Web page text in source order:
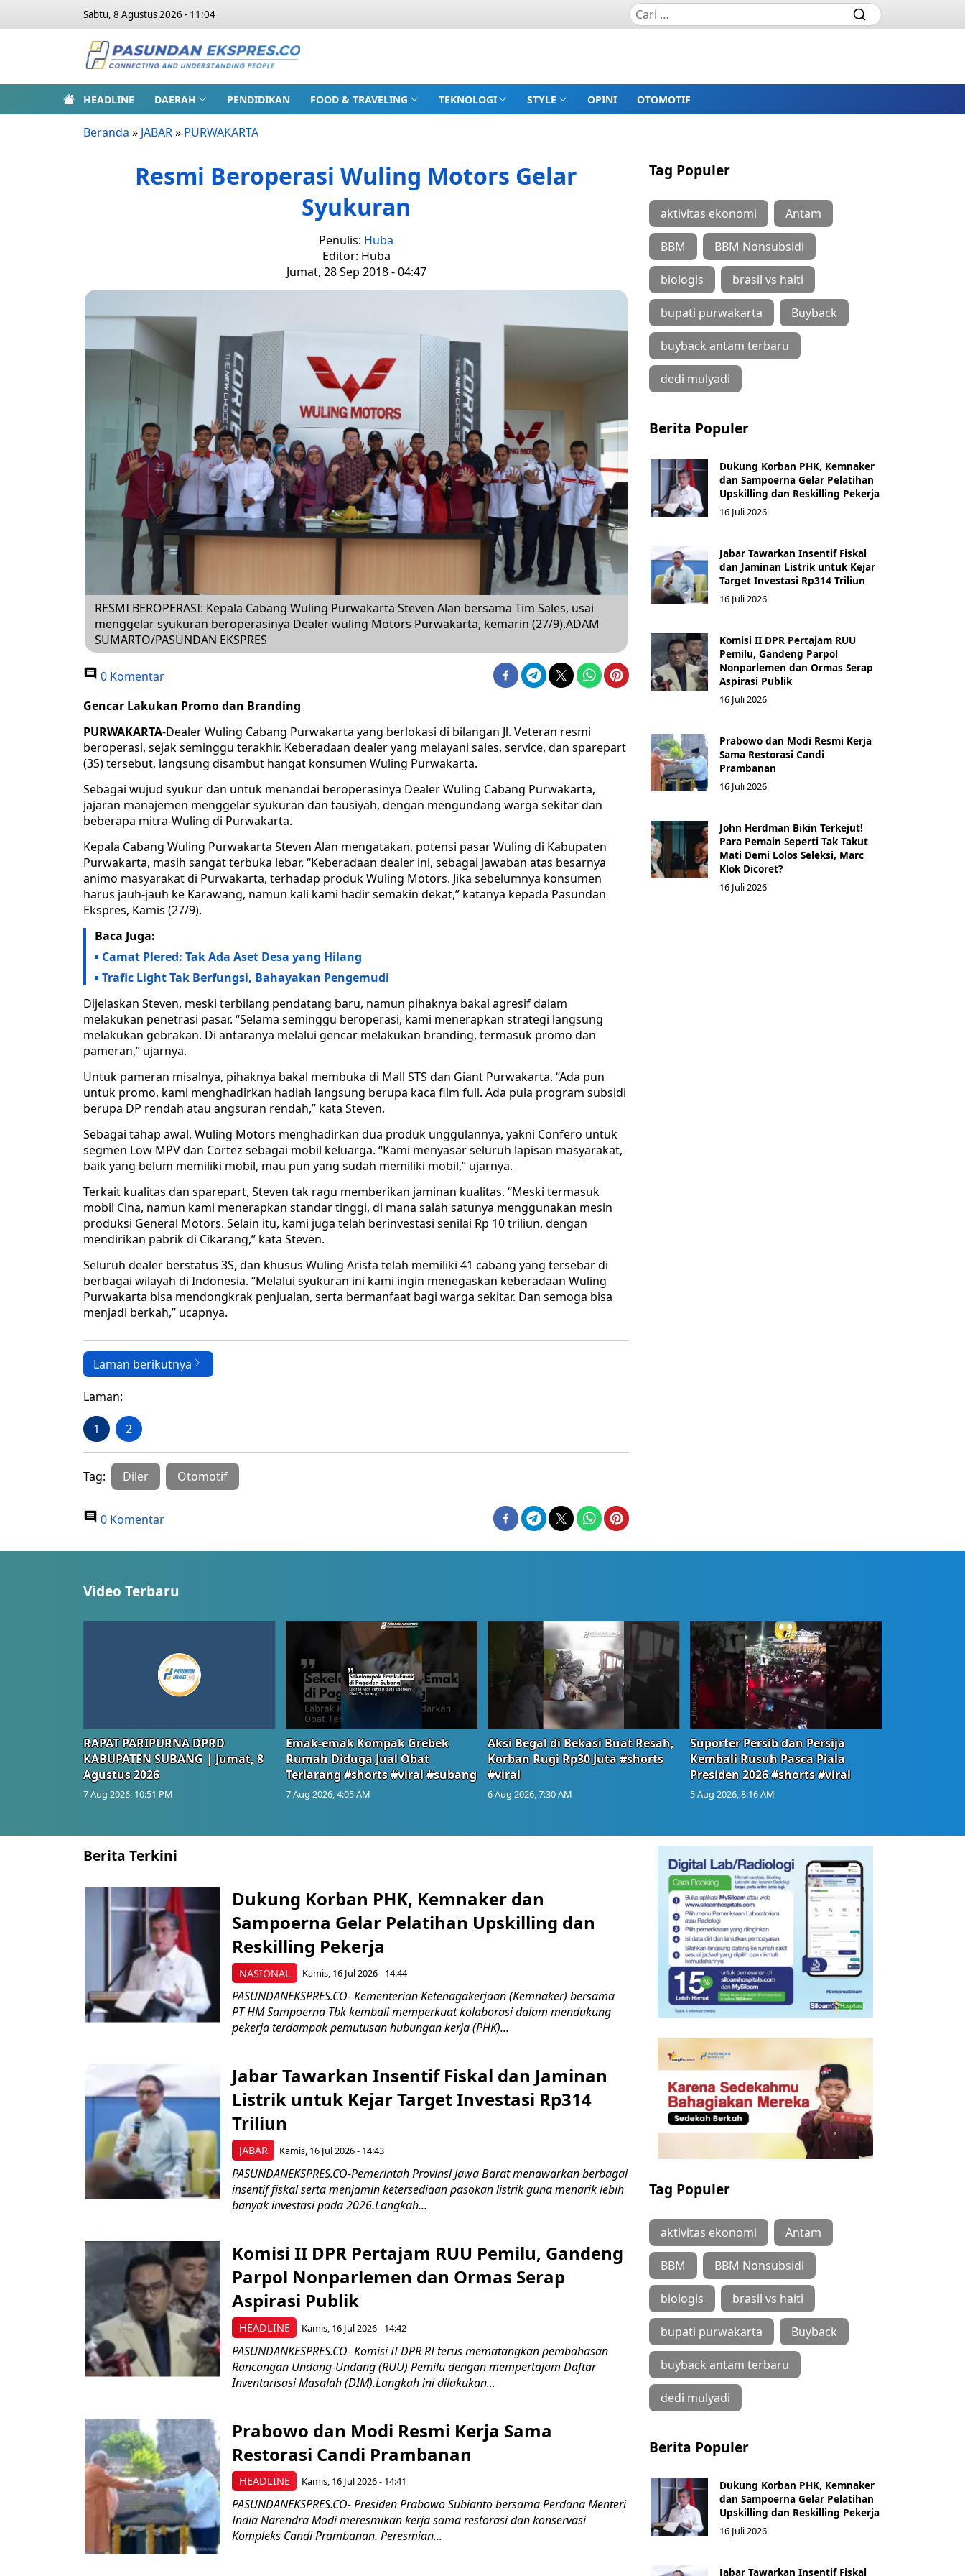
Sabtu, 8 Agustus 2026 - 11:04
HEADLINE DAERAH PENDIDIKAN FOOD & TRAVELING TEKNOLOGI STYLE OPINI OTOMOTIF
Beranda » JABAR» PURWAKARTA
Resmi Beroperasi Wuling Motors Gelar
Syukuran
Penulis: Huba
Editor: Huba
Jumat, 28 Sep 2018 - 04:47
RESMI BEROPERASI: Kepala Cabang Wuling Purwakarta Steven Alan bersama Tim Sales, usai
menggelar syukuran beroperasinya Dealer wuling Motors Purwakarta, kemarin (27/9).ADAM
SUMARTO/PASUNDAN EKSPRES
0 Komentar
Gencar Lakukan Promo dan Branding
PURWAKARTA-Dealer Wuling Cabang Purwakarta yang berlokasi di bilangan Jl. Veteran resmi
beroperasi, sejak seminggu terakhir. Keberadaan dealer yang melayani sales, service, dan sparepart
(3S) tersebut, langsung disambut hangat konsumen Wuling Purwakarta.
Sebagai wujud syukur dan untuk menandai beroperasinya Dealer Wuling Cabang Purwakarta,
jajaran manajemen menggelar syukuran dan tausiyah, dengan mengundang warga sekitar dan
beberapa mitra-Wuling di Purwakarta.
Kepala Cabang Wuling Purwakarta Steven Alan mengatakan, potensi pasar Wuling di Kabupaten
Purwakarta, masih sangat terbuka lebar. “Keberadaan dealer ini, sebagai jawaban atas besarnya
animo masyarakat di Purwakarta, terhadap produk Wuling Motors. Jika sebelumnya konsumen
harus jauh-jauh ke Karawang, namun kali kami hadir semakin dekat,” katanya kepada Pasundan
Ekspres, Kamis (27/9).
Baca Juga:
Camat Plered: Tak Ada Aset Desa yang Hilang
Trafic Light Tak Berfungsi, Bahayakan Pengemudi
Dijelaskan Steven, meski terbilang pendatang baru, namun pihaknya bakal agresif dalam
melakukan penetrasi pasar. “Selama seminggu beroperasi, kami menerapkan strategi langsung
melakukan gebrakan. Di antaranya melalui gencar melakukan branding, termasuk promo dan
pameran,” ujarnya.
Untuk pameran misalnya, pihaknya bakal membuka di Mall STS dan Giant Purwakarta. “Ada pun
untuk promo, kami menghadirkan hadiah langsung berupa kaca film full. Ada pula program subsidi
berupa DP rendah atau angsuran rendah,” kata Steven.
Sebagai tahap awal, Wuling Motors menghadirkan dua produk unggulannya, yakni Confero untuk
segmen Low MPV dan Cortez sebagai mobil keluarga. “Kami menyasar seluruh lapisan masyarakat,
baik yang belum memiliki mobil, mau pun yang sudah memiliki mobil,” ujarnya.
Terkait kualitas dan sparepart, Steven tak ragu memberikan jaminan kualitas. “Meski termasuk
mobil Cina, namun kami menerapkan standar tinggi, di mana salah satunya menggunakan mesin
produksi General Motors. Selain itu, kami juga telah berinvestasi senilai Rp 10 triliun, dengan
mendirikan pabrik di Cikarang,” kata Steven.
Seluruh dealer berstatus 3S, dan khusus Wuling Arista telah memiliki 41 cabang yang tersebar di
berbagai wilayah di Indonesia. “Melalui syukuran ini kami ingin menegaskan keberadaan Wuling
Purwakarta bisa mendongkrak penjualan, serta bermanfaat bagi warga sekitar. Dan semoga bisa
menjadi berkah,” ucapnya.
Laman berikutnya
Laman:
1 2
Tag: Diler Otomotif
0 Komentar
Tag Populer
aktivitas ekonomi Antam
BBM BBM Nonsubsidi
biologis brasil vs haiti
bupati purwakarta Buyback
buyback antam terbaru
dedi mulyadi
Berita Populer
Dukung Korban PHK, Kemnaker
dan Sampoerna Gelar Pelatihan
Upskilling dan Reskilling Pekerja
16 Juli 2026
Jabar Tawarkan Insentif Fiskal
dan Jaminan Listrik untuk Kejar
Target Investasi Rp314 Triliun
16 Juli 2026
Komisi II DPR Pertajam RUU
Pemilu, Gandeng Parpol
Nonparlemen dan Ormas Serap
Aspirasi Publik
16 Juli 2026
Prabowo dan Modi Resmi Kerja
Sama Restorasi Candi
Prambanan
16 Juli 2026
John Herdman Bikin Terkejut!
Para Pemain Seperti Tak Takut
Mati Demi Lolos Seleksi, Marc
Klok Dicoret?
16 Juli 2026
Video Terbaru
RAPAT PARIPURNA DPRD
KABUPATEN SUBANG | Jumat, 8
Agustus 2026
7 Aug 2026, 10:51 PM
Emak-emak Kompak Grebek
Rumah Diduga Jual Obat
Terlarang #shorts #viral #subang
7 Aug 2026, 4:05 AM
Aksi Begal di Bekasi Buat Resah,
Korban Rugi Rp30 Juta #shorts
#viral
6 Aug 2026, 7:30 AM
Suporter Persib dan Persija
Kembali Rusuh Pasca Piala
Presiden 2026 #shorts #viral
5 Aug 2026, 8:16 AM
Berita Terkini
NASIONAL
Dukung Korban PHK, Kemnaker dan
Sampoerna Gelar Pelatihan Upskilling dan
Reskilling Pekerja
Kamis, 16 Jul 2026 - 14:44
PASUNDANEKSPRES.CO- Kementerian Ketenagakerjaan (Kemnaker) bersama
PT HM Sampoerna Tbk kembali memperkuat kolaborasi dalam mendukung
pekerja terdampak pemutusan hubungan kerja (PHK)...
JABAR
Jabar Tawarkan Insentif Fiskal dan Jaminan
Listrik untuk Kejar Target Investasi Rp314
Triliun
Kamis, 16 Jul 2026 - 14:43
PASUNDANEKSPRES.CO-Pemerintah Provinsi Jawa Barat menawarkan berbagai
insentif fiskal serta menjamin ketersediaan pasokan listrik guna menarik lebih
banyak investasi pada 2026.Langkah...
HEADLINE
Komisi II DPR Pertajam RUU Pemilu, Gandeng
Parpol Nonparlemen dan Ormas Serap
Aspirasi Publik
Kamis, 16 Jul 2026 - 14:42
PASUNDANKESPRES.CO- Komisi II DPR RI terus mematangkan pembahasan
Rancangan Undang-Undang (RUU) Pemilu dengan mempertajam Daftar
Inventarisasi Masalah (DIM).Langkah ini dilakukan...
HEADLINE
Prabowo dan Modi Resmi Kerja Sama
Restorasi Candi Prambanan
Kamis, 16 Jul 2026 - 14:41
PASUNDANEKSPRES.CO- Presiden Prabowo Subianto bersama Perdana Menteri
India Narendra Modi meresmikan kerja sama restorasi dan konservasi
Kompleks Candi Prambanan. Peresmian...
Tag Populer
aktivitas ekonomi Antam
BBM BBM Nonsubsidi
biologis brasil vs haiti
bupati purwakarta Buyback
buyback antam terbaru
dedi mulyadi
Berita Populer
Dukung Korban PHK, Kemnaker
dan Sampoerna Gelar Pelatihan
Upskilling dan Reskilling Pekerja
16 Juli 2026
Jabar Tawarkan Insentif Fiskal